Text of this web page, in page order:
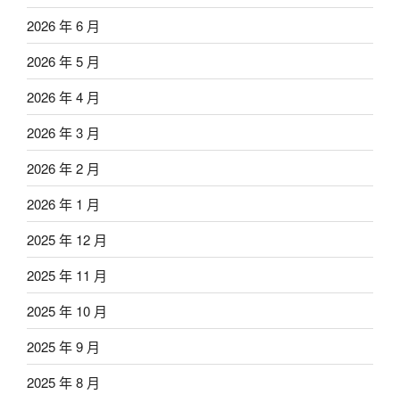
2026 年 6 月
2026 年 5 月
2026 年 4 月
2026 年 3 月
2026 年 2 月
2026 年 1 月
2025 年 12 月
2025 年 11 月
2025 年 10 月
2025 年 9 月
2025 年 8 月